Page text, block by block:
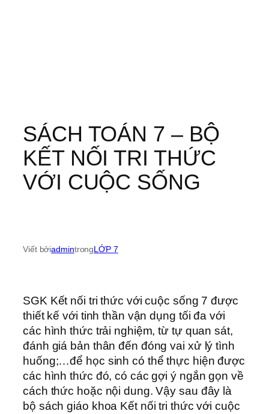
SÁCH TOÁN 7 – BỘ
KẾT NỐI TRI THỨC
VỚI CUỘC SỐNG
Viết bởiadmintrongLỚP 7
SGK Kết nối tri thức với cuộc sống 7 được
thiết kế với tinh thần vận dụng tối đa với
các hình thức trải nghiệm, từ tự quan sát,
đánh giá bản thân đến đóng vai xử lý tình
huống;…để học sinh có thể thực hiện được
các hình thức đó, có các gợi ý ngắn gọn về
cách thức hoặc nội dung. Vậy sau đây là
bộ sách giáo khoa Kết nối tri thức với cuộc